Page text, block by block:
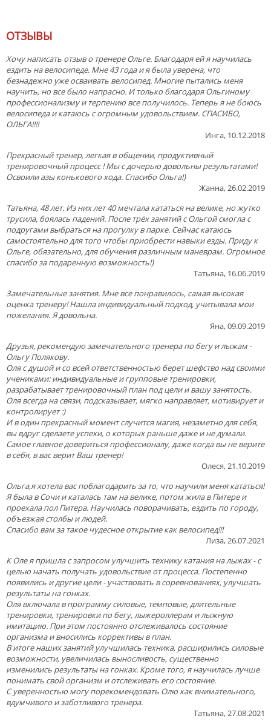
ОТЗЫВЫ
Хочу написать отзыв о тренере Ольге. Благодаря ей я научилась
ездить на велосипеде. Мне 43 года и я была уверена, что
безнадежно уже осваивать велосипед. Многие пытались меня
научить, но все было напрасно. И только благодаря Ольгиному
профессионализму и терпению все получилось. Теперь я не боюсь
велосипеда и катаюсь с огромным удовольствием. СПАСИБО,
ОЛЬГА!!!!
Инга, 10.12.2018
Прекрасный тренер, легкая в общении, продуктивный
тренировочный процесс ! Мы с дочерью довольны результатами!
Освоили азы конькового хода. Спасибо Ольга!)
Жанна, 26.02.2019
Татьяна, 48 лет. Из них лет 40 мечтала кататься на велике, но жутко
трусила, боялась падений. После трёх занятий с Ольгой смогла с
подругами выбраться на прогулку в парке. Сейчас катаюсь
самостоятельно для того чтобы приобрести навыки езды. Приду к
Ольге, обязательно, для обучения различным маневрам. Огромное
спасибо за подаренную возможность!)
Татьяна, 16.06.2019
Замечательные занятия. Мне все понравилось, самая высокая
оценка тренеру! Нашла индивидуальный подход, учитывала мои
пожелания. Я довольна.
Яна, 09.09.2019
Друзья, рекомендую замечательного тренера по бегу и лыжам -
Ольгу Полякову.
Оля с душой и со всей ответственностью берет шефство над своими
учениками: индивидуальные и групповые тренировки,
разрабатывает тренировочный план под цели и вашу занятость.
Оля всегда на связи, подсказывает, мягко направляет, мотивирует и
контролирует :)
И в один прекрасный момент случится магия, незаметно для себя,
вы вдруг сделаете успехи, о которых раньше даже и не думали.
Самое главное довериться профессионалу, даже когда вы не верите
в себя, в вас верит Ваш тренер!
Олеся, 21.10.2019
Ольга,я хотела вас поблагодарить за то, что научили меня кататься!
Я была в Сочи и каталась там на велике, потом жила в Питере и
проехала пол Питера. Научилась поворачивать, ездить по городу,
объезжая столбы и людей.
Спасибо вам за такое чудесное открытие как велосипед!!!
Лиза, 26.07.2021
К Оле я пришла с запросом улучшить технику катания на лыжах - с
целью начать получать удовольствие от процесса. Постепенно
появились и другие цели - участвовать в соревнованиях, улучшать
результаты на гонках.
Оля включала в программу силовые, темповые, длительные
тренировки, тренировки по бегу, лыжероллерам и лыжную
имитацию. При этом постоянно отслеживалось состояние
организма и вносились коррективы в план.
В итоге наших занятий улучшилась техника, расширились силовые
возможности, увеличилась выносливость, существенно
изменились результаты на гонках. Кроме того, я научилась лучше
понимать свой организм и отслеживать его состояние.
С уверенностью могу порекомендовать Олю как внимательного,
вдумчивого и заботливого тренера.
Татьяна, 27.08.2021